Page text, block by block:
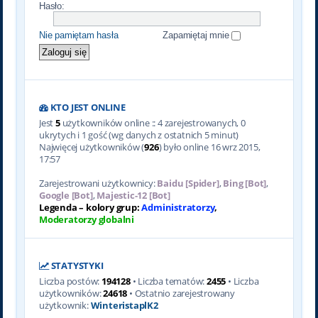
Hasło:
Nie pamiętam hasła Zapamiętaj mnie
KTO JEST ONLINE
Jest5użytkowników online :: 4 zarejestrowanych, 0
ukrytych i 1 gość (wg danych z ostatnich 5 minut)
Najwięcej użytkowników (926) było online 16 wrz 2015,
17:57
Zarejestrowani użytkownicy:Baidu [Spider],Bing [Bot],
Google [Bot],Majestic-12 [Bot]
Legenda – kolory grup:Administratorzy,
Moderatorzy globalni
STATYSTYKI
Liczba postów: 194128• Liczba tematów:2455 • Liczba
użytkowników:24618 • Ostatnio zarejestrowany
użytkownik:WinteristaplK2